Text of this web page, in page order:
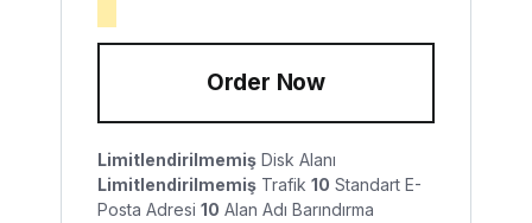
Order Now
Limitlendirilmemiş Disk Alanı
Limitlendirilmemiş Trafik 10 Standart E-
Posta Adresi 10 Alan Adı Barındırma